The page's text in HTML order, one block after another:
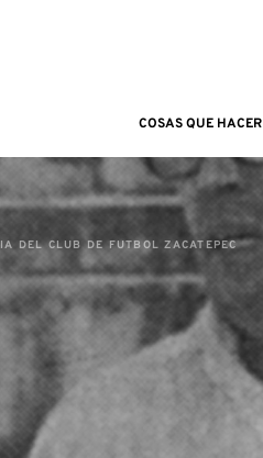
COSAS QUE HACER
DEL CLUB DE FUTBOL ZACATEPEC